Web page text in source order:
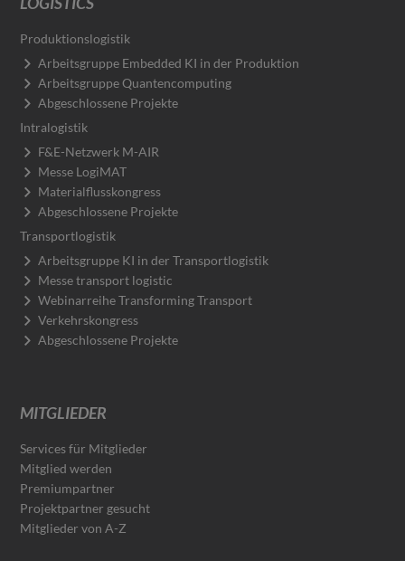
Produktionslogistik
Arbeitsgruppe Embedded KI in der Produktion
Arbeitsgruppe Quantencomputing
Abgeschlossene Projekte
Intralogistik
F&E-Netzwerk M-AIR
Messe LogiMAT
Materialflusskongress
Abgeschlossene Projekte
Transportlogistik
Arbeitsgruppe KI in der Transportlogistik
Messe transport logistic
Webinarreihe Transforming Transport
Verkehrskongress
Abgeschlossene Projekte
MITGLIEDER
Services für Mitglieder
Mitglied werden
Premiumpartner
Projektpartner gesucht
Mitglieder von A-Z